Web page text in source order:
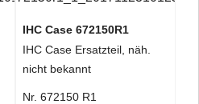
IHC Case 672150R1
IHC Case Ersatzteil, näh.
nicht bekannt
Nr. 672150 R1